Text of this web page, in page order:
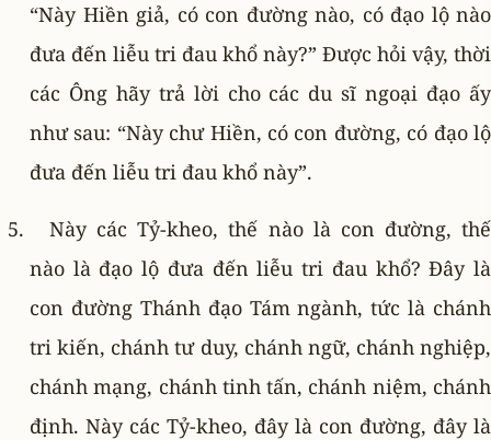
“Này Hiền giả, có con đường nào, có đạo lộ nào
đưa đến liễu tri đau khổ này?” Ðược hỏi vậy, thời
các Ông hãy trả lời cho các du sĩ ngoại đạo ấy
như sau: “Này chư Hiền, có con đường, có đạo lộ
đưa đến liễu tri đau khổ này”.
Này các Tỷ-kheo, thế nào là con đường, thế
nào là đạo lộ đưa đến liễu tri đau khổ? Ðây là
con đường Thánh đạo Tám ngành, tức là chánh
tri kiến, chánh tư duy, chánh ngữ, chánh nghiệp,
chánh mạng, chánh tinh tấn, chánh niệm, chánh
định. Này các Tỷ-kheo, đây là con đường, đây là